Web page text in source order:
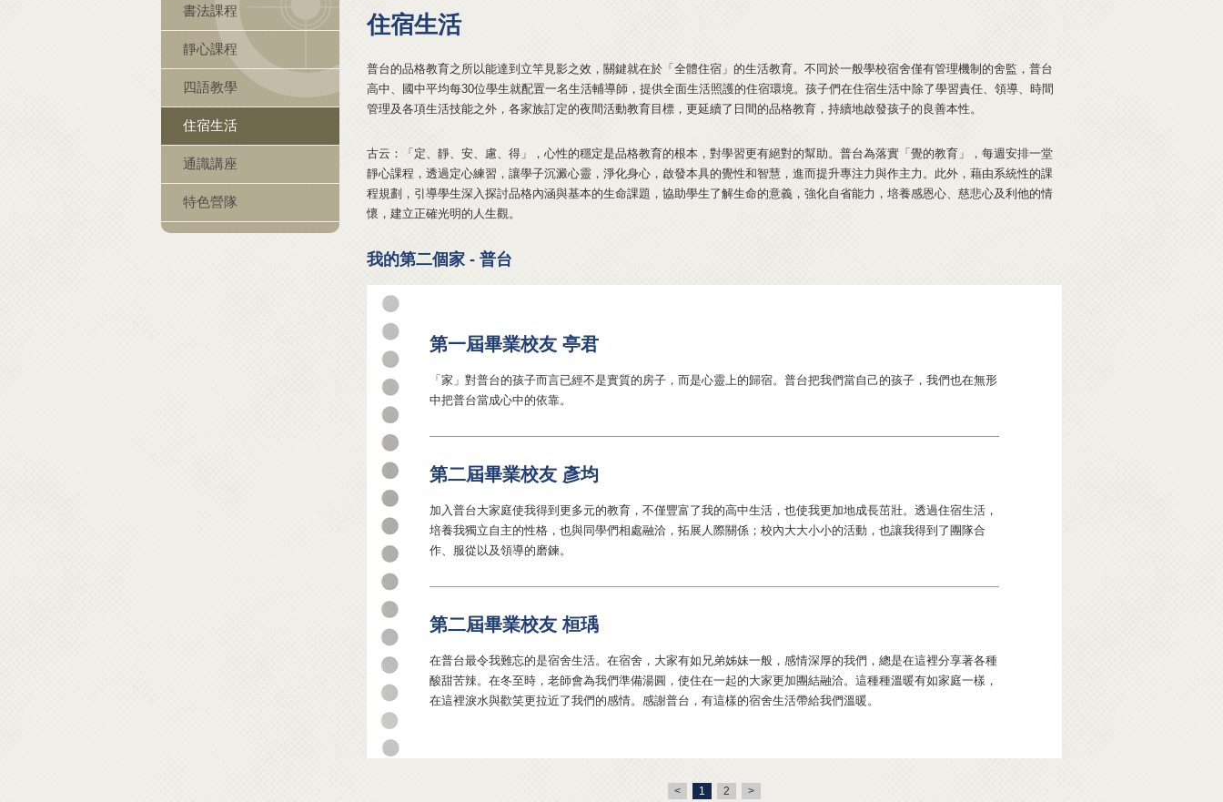
書法課程
靜心課程
四語教學
住宿生活
通識講座
特色營隊
住宿生活
普台的品格教育之所以能達到立竿見影之效，關鍵就在於「全體住宿」的生活教育。不同於一般學校宿舍僅有管理機制的舍監，普台
高中、國中平均每30位學生就配置一名生活輔導師，提供全面生活照護的住宿環境。孩子們在住宿生活中除了學習責任、領導、時間
管理及各項生活技能之外，各家族訂定的夜間活動教育目標，更延續了日間的品格教育，持續地啟發孩子的良善本性。
古云：「定、靜、安、慮、得」，心性的穩定是品格教育的根本，對學習更有絕對的幫助。普台為落實「覺的教育」，每週安排一堂
靜心課程，透過定心練習，讓學子沉澱心靈，淨化身心，啟發本具的覺性和智慧，進而提升專注力與作主力。此外，藉由系統性的課
程規劃，引導學生深入探討品格內涵與基本的生命課題，協助學生了解生命的意義，強化自省能力，培養感恩心、慈悲心及利他的情
懷，建立正確光明的人生觀。
我的第二個家 - 普台
第一屆畢業校友 亭君
「家」對普台的孩子而言已經不是實質的房子，而是心靈上的歸宿。普台把我們當自己的孩子，我們也在無形
中把普台當成心中的依靠。
第二屆畢業校友 彥均
加入普台大家庭使我得到更多元的教育，不僅豐富了我的高中生活，也使我更加地成長茁壯。透過住宿生活，
培養我獨立自主的性格，也與同學們相處融洽，拓展人際關係；校內大大小小的活動，也讓我得到了團隊合
作、服從以及領導的磨鍊。
第二屆畢業校友 桓瑀
在普台最令我難忘的是宿舍生活。在宿舍，大家有如兄弟姊妹一般，感情深厚的我們，總是在這裡分享著各種
酸甜苦辣。在冬至時，老師會為我們準備湯圓，使住在一起的大家更加團結融洽。這種種溫暖有如家庭一樣，
在這裡淚水與歡笑更拉近了我們的感情。感謝普台，有這樣的宿舍生活帶給我們溫暖。
< 1 2 >